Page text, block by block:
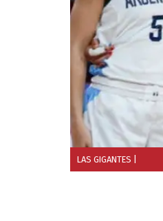
LAS GIGANTES